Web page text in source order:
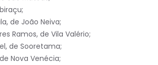
de João Neiva;
Ramos, de Vila Valério;
de Sooretama;
Nova Venécia;